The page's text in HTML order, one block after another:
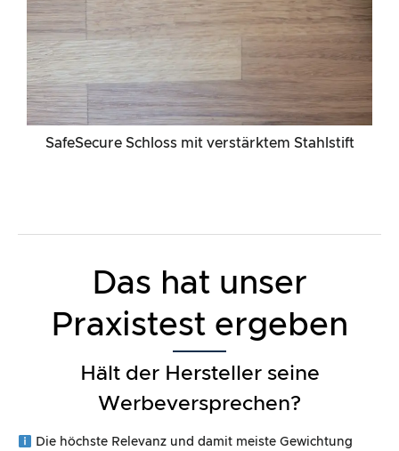
SafeSecure Schloss mit verstärktem Stahlstift
Das hat unser
Praxistest ergeben
Hält der Hersteller seine
Werbeversprechen?
Die höchste Relevanz und damit meiste Gewichtung